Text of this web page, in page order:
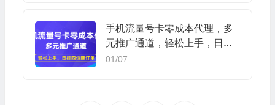
手机流量号卡零成本代理，多
元推广通道，轻松上手，日挂
四位赚订单
01/07